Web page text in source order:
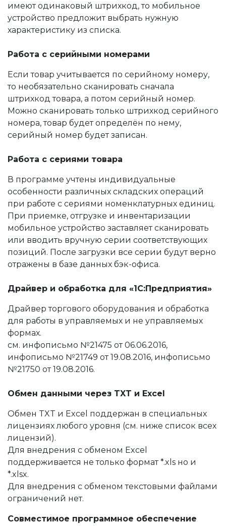
имеют одинаковый штрихкод, то мобильное
устройство предложит выбрать нужную
характеристику из списка.
Работа с серийными номерами
Если товар учитывается по серийному номеру,
то необязательно сканировать сначала
штрихкод товара, а потом серийный номер.
Можно сканировать только штрихкод серийного
номера, товар будет определён по нему,
серийный номер будет записан.
Работа с сериями товара
В программе учтены индивидуальные
особенности различных складских операций
при работе с сериями номенклатурных единиц.
При приемке, отгрузке и инвентаризации
мобильное устройство заставляет сканировать
или вводить вручную серии соответствующих
позиций. После загрузки все серии будут верно
отражены в базе данных бэк-офиса.
Драйвер и обработка для «1С:Предприятия»
Драйвер торгового оборудования и обработка
для работы в управляемых и не управляемых
формах.
см. инфописьмо №21475 от 06.06.2016,
инфописьмо №21749 от 19.08.2016, инфописьмо
№21750 от 19.08.2016.
Обмен данными через TXT и Excel
Обмен TXT и Excel поддержан в специальных
лицензиях любого уровня (см. ниже список всех
лицензий).
Для внедрения с обменом Excel
поддерживается не только формат *.xls но и
*.xlsx.
Для внедрения с обменом текстовыми файлами
ограничений нет.
Совместимое программное обеспечение